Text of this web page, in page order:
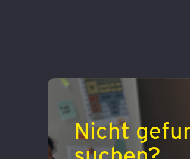
Nicht